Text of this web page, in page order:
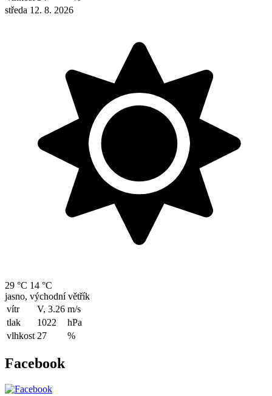
středa 12. 8. 2026
29 °C 14 °C
jasno, východní větřík
vítr
V, 3.26 m/s
tlak
1022
hPa
vlhkost 27 %
Facebook